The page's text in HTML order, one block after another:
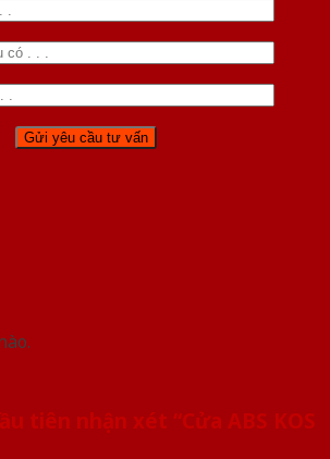
tiên nhận xét “Cửa ABS KOS